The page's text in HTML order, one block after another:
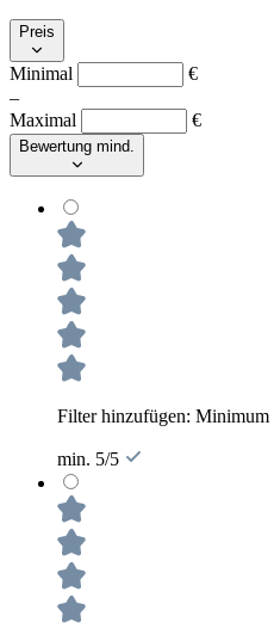
Preis
Minimal
€
–
Maximal
€
Bewertung mind.
Filter hinzufügen: Minimum
min. 5/5